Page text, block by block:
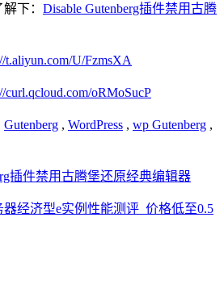
下： Disable Gutenberg插件禁用古腾
t.aliyun.com/U/FzmsXA
curl.qcloud.com/oRMoSucP
Gutenberg , WordPress , wp Gutenberg ,
插件禁用古腾堡还原经典编辑器
器经济型e实例性能测评_价格低至0.5